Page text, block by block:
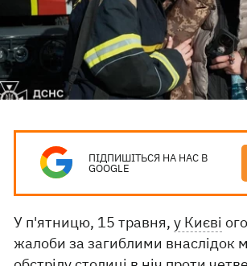
ПІДПИШІТЬСЯ НА НАС В
GOOGLE
У п'ятницю, 15 травня,у Києві
жалоби за загиблими внаслідок